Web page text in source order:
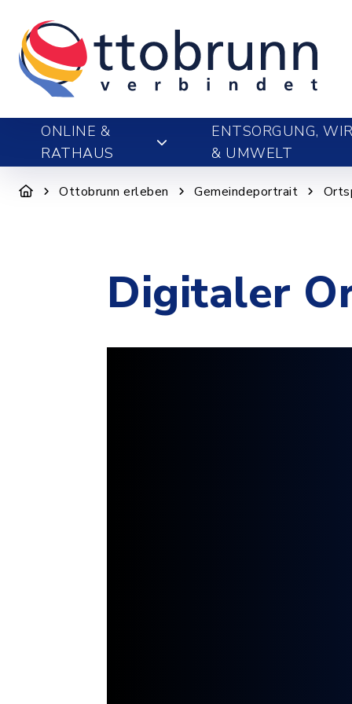
ONLINE &
RATHAUS
ENTSORGUNG,
& UMWELT
Ottobrunn erleben Gemeindeportrait
Digitaler